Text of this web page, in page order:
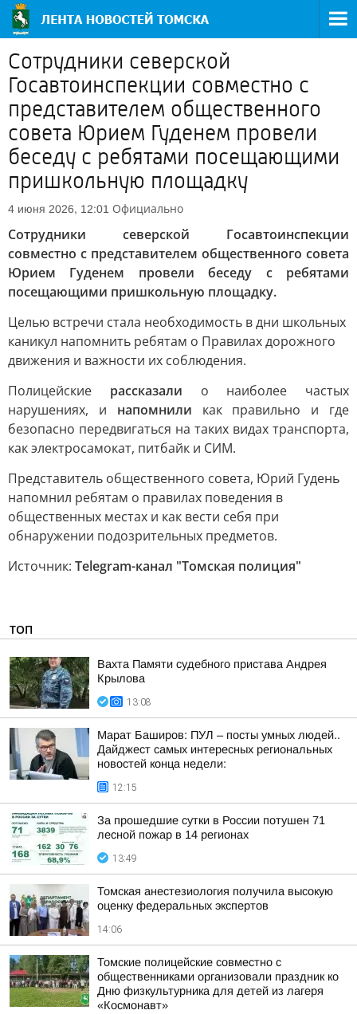
Сотрудники северской
Госавтоинспекции совместно с
представителем общественного
совета Юрием Гуденем провели
беседу с ребятами посещающими
пришкольную площадку
4 июня 2026, 12:01 Официально
Сотрудники северской Госавтоинспекции
совместно с представителем общественного совета
Юрием Гуденем провели беседу с ребятами
посещающими пришкольную площадку.
Целью встречи стала необходимость в дни школьных
каникул напомнить ребятам о Правилах дорожного
движения и важности их соблюдения.
Полицейские рассказали о наиболее частых
нарушениях, и напомнили как правильно и где
безопасно передвигаться на таких видах транспорта,
как электросамокат, питбайк и СИМ.
Представитель общественного совета, Юрий Гудень
напомнил ребятам о правилах поведения в
общественных местах и как вести себя при
обнаружении подозрительных предметов.
Источник: Telegram-канал "Томская полиция"
ТОП
Вахта Памяти судебного пристава Андрея
Крылова
13:08
Марат Баширов: ПУЛ – посты умных людей..
Дайджест самых интересных региональных
новостей конца недели:
12:15
За прошедшие сутки в России потушен 71
лесной пожар в 14 регионах
13:49
Томская анестезиология получила высокую
оценку федеральных экспертов
14:06
Томские полицейские совместно с
общественниками организовали праздник ко
Дню физкультурника для детей из лагеря
«Космонавт»